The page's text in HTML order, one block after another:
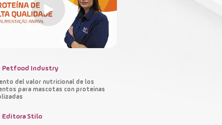
técnicos
Petfood Industry
del valor nutricional de los
para mascotas con proteínas
Editora Stilo